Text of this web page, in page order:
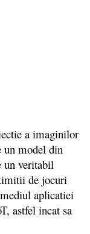
a imaginilor
un model din
un veritabil
de jocuri
aplicatiei
astfel incat sa